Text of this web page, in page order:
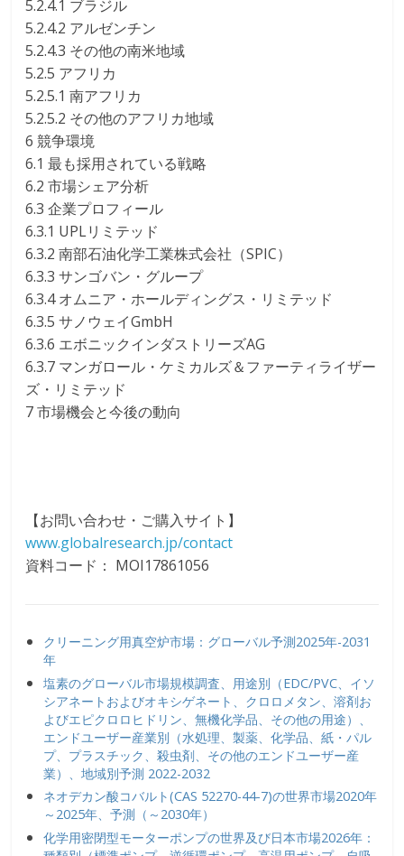
5.2.4.1 ブラジル
5.2.4.2 アルゼンチン
5.2.4.3 その他の南米地域
5.2.5 アフリカ
5.2.5.1 南アフリカ
5.2.5.2 その他のアフリカ地域
6 競争環境
6.1 最も採用されている戦略
6.2 市場シェア分析
6.3 企業プロフィール
6.3.1 UPLリミテッド
6.3.2 南部石油化学工業株式会社（SPIC）
6.3.3 サンゴバン・グループ
6.3.4 オムニア・ホールディングス・リミテッド
6.3.5 サノウェイGmbH
6.3.6 エボニックインダストリーズAG
6.3.7 マンガロール・ケミカルズ＆ファーティライザー
ズ・リミテッド
7 市場機会と今後の動向
【お問い合わせ・ご購入サイト】
www.globalresearch.jp/contact
資料コード： MOI17861056
クリーニング用真空炉市場：グローバル予測2025年-2031
年
塩素のグローバル市場規模調査、用途別（EDC/PVC、イソ
シアネートおよびオキシゲネート、クロロメタン、溶剤お
よびエピクロロヒドリン、無機化学品、その他の用途）、
エンドユーザー産業別（水処理、製薬、化学品、紙・パル
プ、プラスチック、殺虫剤、その他のエンドユーザー産
業）、地域別予測 2022-2032
ネオデカン酸コバルト(CAS 52270-44-7)の世界市場2020年
～2025年、予測（～2030年）
化学用密閉型モーターポンプの世界及び日本市場2026年：